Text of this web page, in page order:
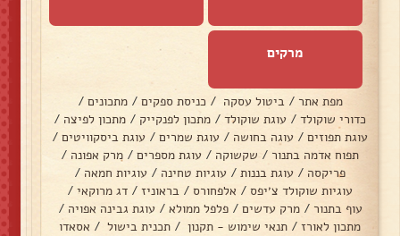
מרקים
מפת אתר / ביטול עסקה / כניסת ספקים / מתכונים /
כדורי שוקולד / עוגת שוקולד / מתכון לפנקייק / מתכון לפיצה /
עוגת תפוזים / עוגה בחושה / עוגת שמרים / עוגת ביסקוויטים /
תפוח אדמה בתנור / שקשוקה / עוגת מספרים / מרק אפונה /
פריקסה / עוגת בננות / עוגיות טחינה / עוגיות חמאה /
עוגיות שוקולד צ׳יפס / אלפחורס / בראוניז / דג מרוקאי /
עוף בתנור / מרק עדשים / פלפל ממולא / עוגת גבינה אפויה /
מתכון לאורז / תנאי שימוש - תקנון / תכנית בישול / אסאדו